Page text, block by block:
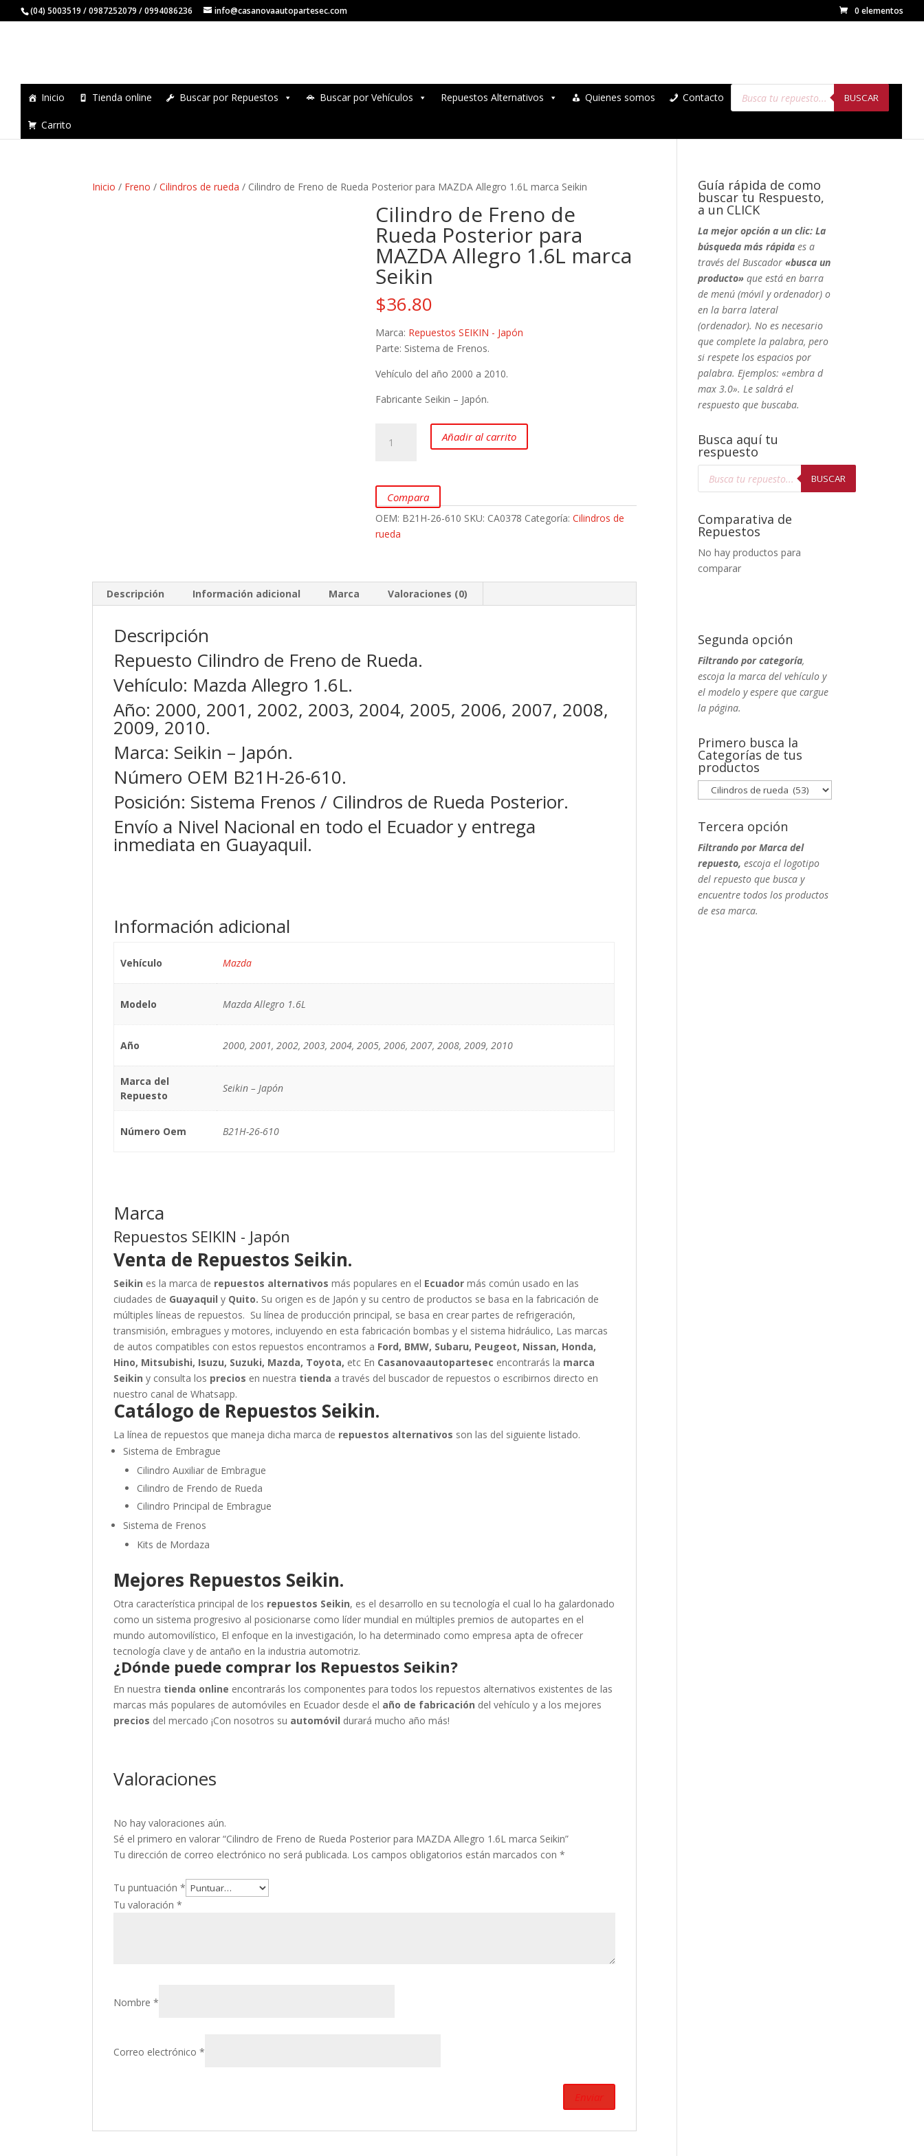
(04) 5003519 / 0987252079 / 0994086236 info@casanovaautopartesec.com 0 elementos
Inicio Tienda online Buscar por Repuestos Buscar por Vehículos Repuestos Alternativos Quienes somos Contacto
Búsqueda
productos
BUSCAR
Carrito
Inicio / Freno /Cilindros de rueda / Cilindro de Freno de Rueda Posterior para MAZDA Allegro 1.6L marca Seikin
Cilindro de Freno de
Rueda Posterior para
MAZDA Allegro 1.6L marca
Seikin
$36.80
Marca: Repuestos SEIKIN - Japón
Parte: Sistema de Frenos.
Vehículo del año 2000 a 2010.
Fabricante Seikin – Japón.
Rueda
Posterior
para
MAZDA
marca
Seikin
Añadir al carrito
Compara
OEM: B21H-26-610 SKU: CA0378 Categoría:Cilindros de
rueda
Descripción Información adicional Marca Valoraciones (0)
Descripción
Repuesto Cilindro de Freno de Rueda.
Vehículo: Mazda Allegro 1.6L.
Año: 2000, 2001, 2002, 2003, 2004, 2005, 2006, 2007, 2008,
2009, 2010.
Marca: Seikin – Japón.
Número OEM B21H-26-610.
Posición: Sistema Frenos / Cilindros de Rueda Posterior.
Envío a Nivel Nacional en todo el Ecuador y entrega
inmediata en Guayaquil.
Información adicional
Vehículo Mazda
Modelo Mazda Allegro 1.6L
Año 2000, 2001, 2002, 2003, 2004, 2005, 2006, 2007, 2008, 2009, 2010
Marca del
Repuesto
Seikin – Japón
Número Oem B21H-26-610
Marca
Repuestos SEIKIN - Japón
Venta de Repuestos Seikin.
Seikin es la marca de repuestos alternativos más populares en el Ecuadormás común usado en las
ciudades de Guayaquil y Quito. Su origen es de Japón y su centro de productos se basa en la fabricación de
múltiples líneas de repuestos. Su línea de producción principal, se basa en crear partes de refrigeración,
transmisión, embragues y motores, incluyendo en esta fabricación bombas y el sistema hidráulico, Las marcas
de autos compatibles con estos repuestos encontramos a Ford, BMW, Subaru, Peugeot, Nissan, Honda,
Hino, Mitsubishi, Isuzu, Suzuki, Mazda, Toyota, etc En Casanovaautopartesec encontrarás la marca
Seikiny consulta los precios en nuestra tienda a través del buscador de repuestos o escribirnos directo en
nuestro canal de Whatsapp.
Catálogo de Repuestos Seikin.
La línea de repuestos que maneja dicha marca de repuestos alternativos son las del siguiente listado.
Sistema de Embrague
Cilindro Auxiliar de Embrague
Cilindro de Frendo de Rueda
Cilindro Principal de Embrague
Sistema de Frenos
Kits de Mordaza
Mejores Repuestos Seikin.
Otra característica principal de los repuestos Seikin, es el desarrollo en su tecnología el cual lo ha galardonado
como un sistema progresivo al posicionarse como líder mundial en múltiples premios de autopartes en el
mundo automovilístico, El enfoque en la investigación, lo ha determinado como empresa apta de ofrecer
tecnología clave y de antaño en la industria automotriz.
¿Dónde puede comprar los Repuestos Seikin?
En nuestra tienda online encontrarás los componentes para todos los repuestos alternativos existentes de las
marcas más populares de automóviles en Ecuador desde el año de fabricación del vehículo y a los mejores
precios del mercado ¡Con nosotros su automóvil durará mucho año más!
Valoraciones
No hay valoraciones aún.
Sé el primero en valorar “Cilindro de Freno de Rueda Posterior para MAZDA Allegro 1.6L marca Seikin”
Tu dirección de correo electrónico no será publicada. Los campos obligatorios están marcados con*
Tu puntuación*
Tu valoración*
Nombre*
Correo electrónico*
Guía rápida de como
buscar tu Respuesto,
a un CLICK
La mejor opción a un clic: La
búsqueda más rápida es a
través del Buscador «busca un
producto» que está en barra
de menú (móvil y ordenador) o
en la barra lateral
(ordenador). No es necesario
que complete la palabra, pero
si respete los espacios por
palabra. Ejemplos: «embra d
max 3.0». Le saldrá el
respuesto que buscaba.
Busca aquí tu
respuesto
Búsqueda
BUSCAR
Comparativa de
Repuestos
No hay productos para
comparar
Segunda opción
Filtrando por categoría,
escoja la marca del vehículo y
el modelo y espere que cargue
la página.
Primero busca la
Categorías de tus
productos
Tercera opción
Filtrando por Marca del
repuesto, escoja el logotipo
del repuesto que busca y
encuentre todos los productos
de esa marca.